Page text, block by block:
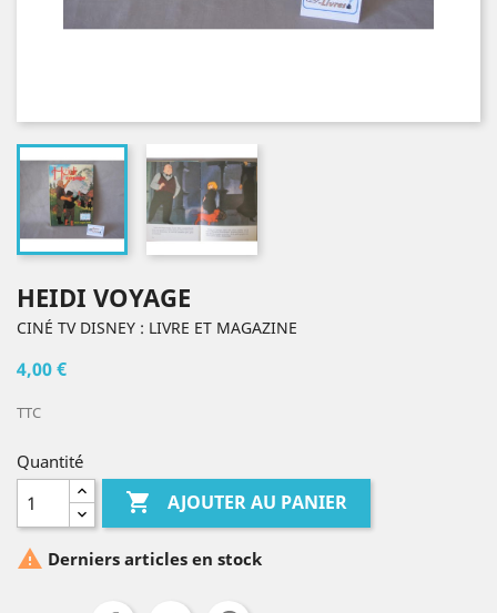
HEIDI VOYAGE
CINÉ TV DISNEY : LIVRE ET MAGAZINE
4,00 €
TTC
Quantité
 AJOUTER AU PANIER
 Derniers articles en stock